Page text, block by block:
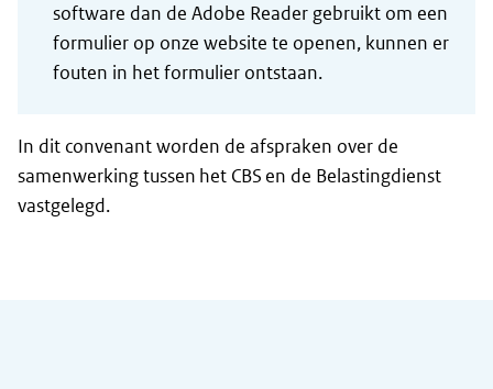
software dan de Adobe Reader gebruikt om een
formulier op onze website te openen, kunnen er
fouten in het formulier ontstaan.
In dit convenant worden de afspraken over de
samenwerking tussen het CBS en de Belastingdienst
vastgelegd.